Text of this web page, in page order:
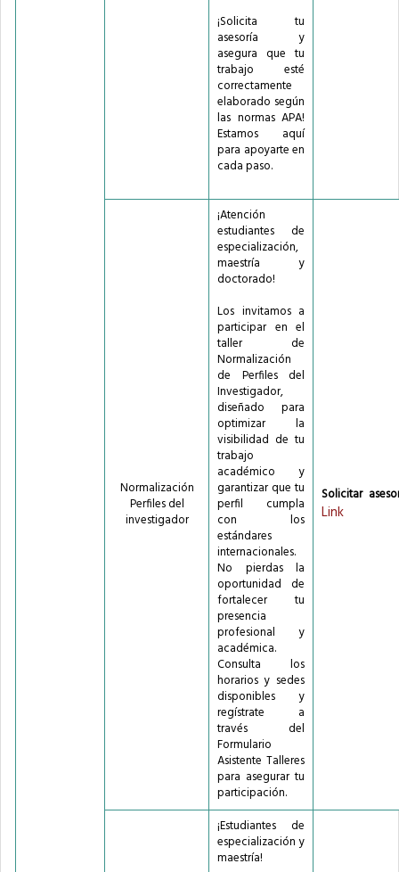
¡Solicita tu
asesoría y
asegura que tu
trabajo esté
correctamente
elaborado según
las normas APA!
Estamos aquí
para apoyarte en
cada paso.
Normalización
Perfiles del
investigador
¡Atención
estudiantes de
especialización,
maestría y
doctorado!
Los invitamos a
participar en el
taller de
Normalización
de Perfiles del
Investigador,
diseñado para
optimizar la
visibilidad de tu
trabajo
académico y
garantizar que tu
perfil cumpla
con los
estándares
internacionales.
No pierdas la
oportunidad de
fortalecer tu
presencia
profesional y
académica.
Consulta los
horarios y sedes
disponibles y
regístrate a
través del
Formulario
Asistente Talleres
para asegurar tu
participación.
Solicitar
Link
¡Estudiantes de
especialización y
maestría!